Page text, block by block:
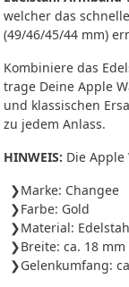
welcher das
(49/46/45/44 mm)
Kombiniere das
trage Deine Apple
und klassischen
zu jedem Anlass.
HINWEIS: Die
Marke: Changee
Farbe: Gold
Material:
Breite: ca. 18 mm
Gelenkumfang: